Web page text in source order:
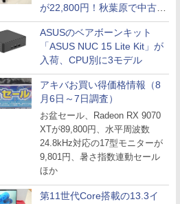
が22,800円！秋葉原で中古
PCセール
ASUSのベアボーンキット
「ASUS NUC 15 Lite Kit」が
入荷、CPU別に3モデル
アキバお買い得価格情報（8
月6日～7日調査）
お盆セール、Radeon RX 9070
XTが89,800円、水平周波数
24.8kHz対応の17型モニターが
9,801円、暑さ指数連動セール
ほか
第11世代Core搭載の13.3イ